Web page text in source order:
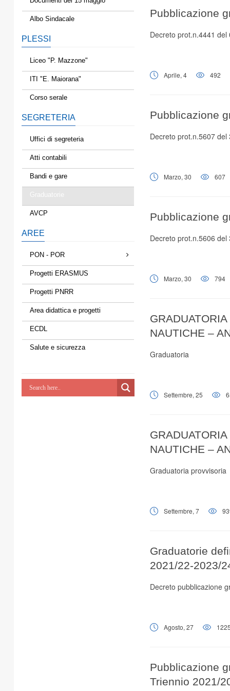
Albo Sindacale
PLESSI
Liceo "P. Mazzone"
ITI "E. Maiorana"
Corso serale
SEGRETERIA
Uffici di segreteria
Atti contabili
Bandi e gare
Graduatorie
AVCP
AREE
PON - POR
Progetti ERASMUS
Progetti PNRR
Area didattica e progetti
ECDL
Salute e sicurezza
Pubblicazione
Decreto prot.n.4441 del
Aprile, 4 492
Pubblicazione
Decreto prot.n.5607 del
Marzo, 30 607
Pubblicazione
Decreto prot.n.5606 del
Marzo, 30 794
NAUTICHE –
Graduatoria
Settembre, 25
NAUTICHE –
Graduatoria provvisoria
Settembre, 7
Graduatorie
2021/22-2023/
Decreto pubblicazione
Agosto, 27
Pubblicazione
Triennio 2021/